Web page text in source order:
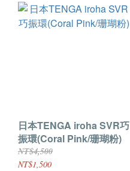
日本TENGA iroha SVR巧
振環(Coral Pink/珊瑚粉)
NT$4,500
NT$1,500